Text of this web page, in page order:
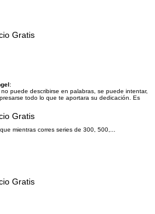
Gratis
Gratis
Gratis
:
puede describirse en palabras, se puede intentar,
todo lo que te aportara su dedicación. Es
mientras corres series de 300, 500,...